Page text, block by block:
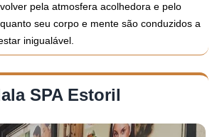
pela atmosfera acolhedora e pelo
seu corpo e mente são conduzidos a
inigualável.
SPA Estoril